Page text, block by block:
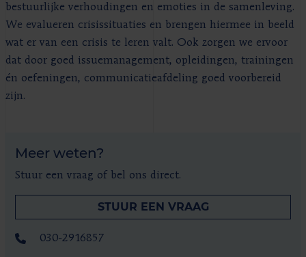
bestuurlijke verhoudingen en emoties in de samenleving.
We evalueren crisissituaties en brengen hiermee in beeld
wat er van een crisis te leren valt. Ook zorgen we ervoor
dat door goed issuemanagement, opleidingen, trainingen
én oefeningen, communicatieafdeling goed voorbereid
zijn.
Meer weten?
Stuur een vraag of bel ons direct.
STUUR EEN VRAAG
030-2916857